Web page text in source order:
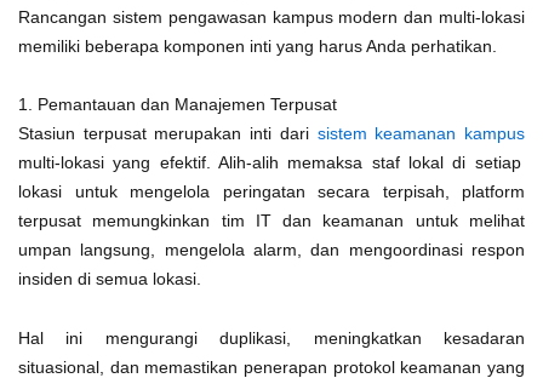
Rancangan sistem pengawasan kampus modern dan multi-lokasi
memiliki beberapa komponen inti yang harus Anda perhatikan.
1. Pemantauan dan Manajemen Terpusat
Stasiun terpusat merupakan inti dari sistem keamanan kampus
multi-lokasi yang efektif. Alih-alih memaksa staf lokal di setiap
lokasi untuk mengelola peringatan secara terpisah, platform
terpusat memungkinkan tim IT dan keamanan untuk melihat
umpan langsung, mengelola alarm, dan mengoordinasi respon
insiden di semua lokasi.
Hal ini mengurangi duplikasi, meningkatkan kesadaran
situasional, dan memastikan penerapan protokol keamanan yang